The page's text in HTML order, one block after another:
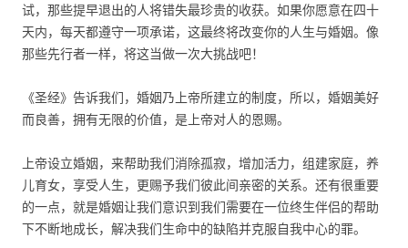
试，那些提早退出的人将错失最珍贵的收获。如果你愿意在四十
天内，每天都遵守一项承诺，这最终将改变你的人生与婚姻。像
那些先行者一样，将这当做一次大挑战吧！
《圣经》告诉我们，婚姻乃上帝所建立的制度，所以，婚姻美好
而良善，拥有无限的价值，是上帝对人的恩赐。
上帝设立婚姻，来帮助我们消除孤寂，增加活力，组建家庭，养
儿育女，享受人生，更赐予我们彼此间亲密的关系。还有很重要
的一点，就是婚姻让我们意识到我们需要在一位终生伴侣的帮助
下不断地成长，解决我们生命中的缺陷并克服自我中心的罪。